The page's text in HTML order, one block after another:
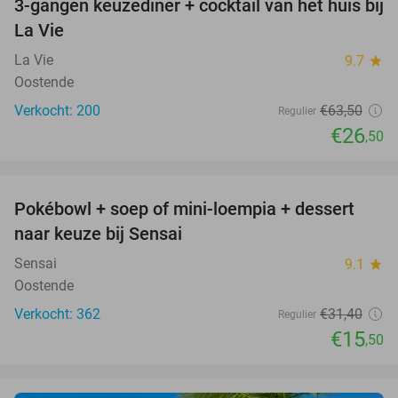
58%
3-gangen keuzediner + cocktail van het huis bij
La Vie
La Vie 9.7 star
Oostende
Verkocht: 200
Regulier €63,50
€26,50
51%
Pokébowl + soep of mini-loempia + dessert
naar keuze bij Sensai
Sensai 9.1 star
Oostende
Verkocht: 362
Regulier €31,40
€15,50